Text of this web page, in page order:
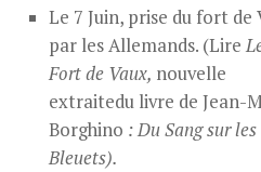
Le 7 Juin, prise du fort de
par les Allemands. (Lire
Fort de Vaux, nouvelle
extraitedu livre de Jean-
Borghino : Du Sang sur les
Bleuets).